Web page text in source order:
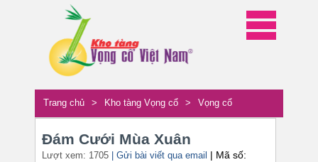
Trang chủ > Kho tàng Vọng cổ > Vọng cổ
Đám Cưới Mùa Xuân
Lượt xem: 1705 | Gửi bài viết qua email | Mã số: